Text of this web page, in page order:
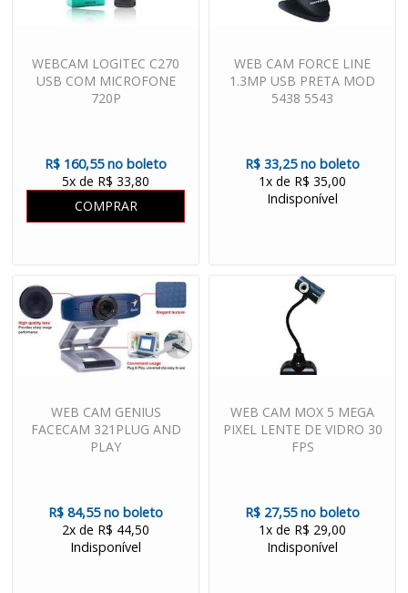
WEBCAM LOGITEC C270
USB COM MICROFONE
720P
R$ 160,55 no boleto
5x de R$ 33,80
COMPRAR
WEB CAM FORCE LINE
1.3MP USB PRETA MOD
5438 5543
R$ 33,25 no boleto
1x de R$ 35,00
Indisponível
WEB CAM GENIUS
FACECAM 321PLUG AND
PLAY
R$ 84,55 no boleto
2x de R$ 44,50
Indisponível
WEB CAM MOX 5 MEGA
PIXEL LENTE DE VIDRO 30
FPS
R$ 27,55 no boleto
1x de R$ 29,00
Indisponível